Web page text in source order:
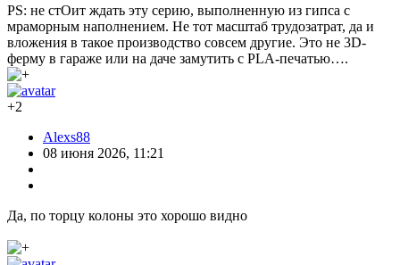
PS: не стОит ждать эту серию, выполненную из гипса с
мраморным наполнением. Не тот масштаб трудозатрат, да и
вложения в такое производство совсем другие. Это не 3D-
ферму в гараже или на даче замутить с PLA-печатью….
+2
Alexs88
08 июня 2026, 11:21
Да, по торцу колоны это хорошо видно